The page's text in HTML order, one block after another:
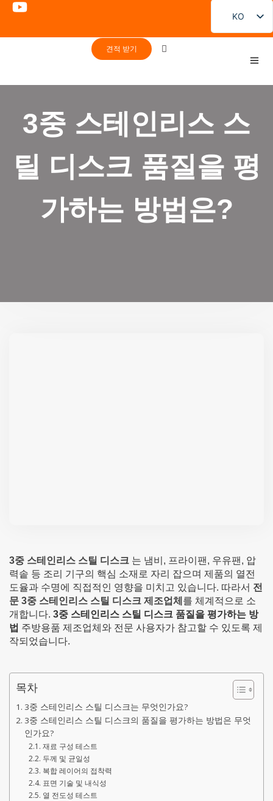
KO
EN
ES
RU
JA
견적 받기
3중 스테인리스 스
틸 디스크 품질을 평
가하는 방법은?
3중 스테인리스 스틸 디스크 는 냄비, 프라이팬, 우유팬, 압
력솥 등 조리 기구의 핵심 소재로 자리 잡으며 제품의 열전
도율과 수명에 직접적인 영향을 미치고 있습니다. 따라서 전
문 3중 스테인리스 스틸 디스크 제조업체 를 체계적으로 소
개합니다. 3중 스테인리스 스틸 디스크 품질을 평가하는 방
법 주방용품 제조업체와 전문 사용자가 참고할 수 있도록 제
작되었습니다.
목차
3중 스테인리스 스틸 디스크는 무엇인가요?
3중 스테인리스 스틸 디스크의 품질을 평가하는 방법은 무엇
인가요?
재료 구성 테스트
두께 및 균일성
복합 레이어의 접착력
표면 기술 및 내식성
열 전도성 테스트